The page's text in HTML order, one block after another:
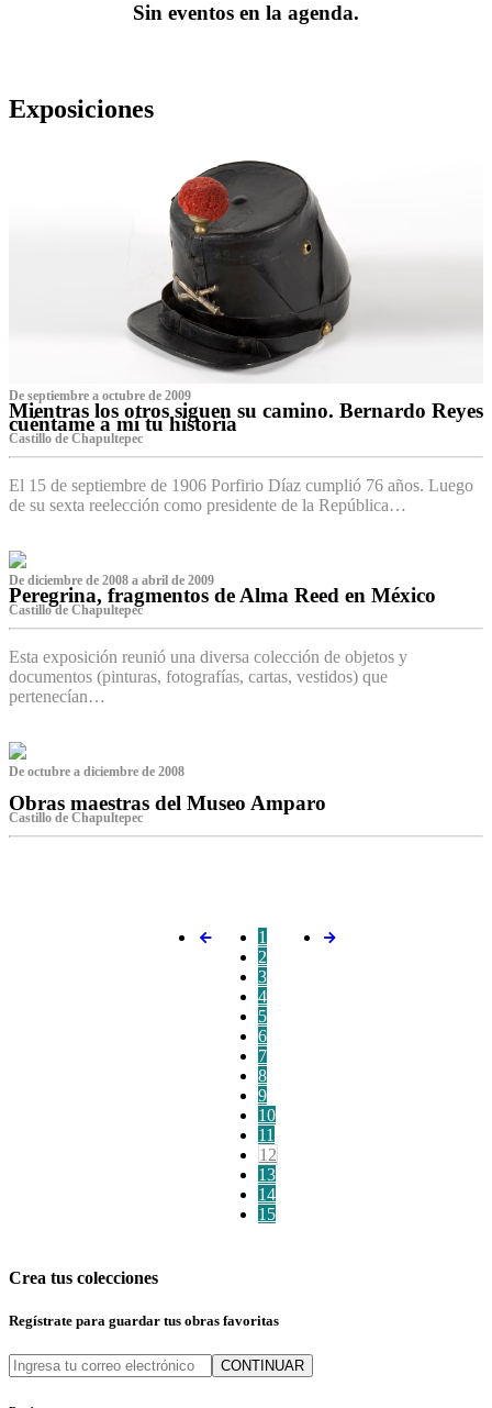
Sin eventos en la agenda.
Exposiciones
De septiembre a octubre de 2009
Mientras los otros siguen su camino. Bernardo Reyes
cuéntame a mí tu historia
Castillo de Chapultepec
El 15 de septiembre de 1906 Porfirio Díaz cumplió 76 años. Luego
de su sexta reelección como presidente de la República…
De diciembre de 2008 a abril de 2009
Peregrina, fragmentos de Alma Reed en México
Castillo de Chapultepec
Esta exposición reunió una diversa colección de objetos y
documentos (pinturas, fotografías, cartas, vestidos) que
pertenecían…
De octubre a diciembre de 2008
Obras maestras del Museo Amparo
Castillo de Chapultepec
1
2
3
4
5
6
7
8
9
10
11
12
13
14
15
Crea tus colecciones
Regístrate para guardar tus obras favoritas
CONTINUAR